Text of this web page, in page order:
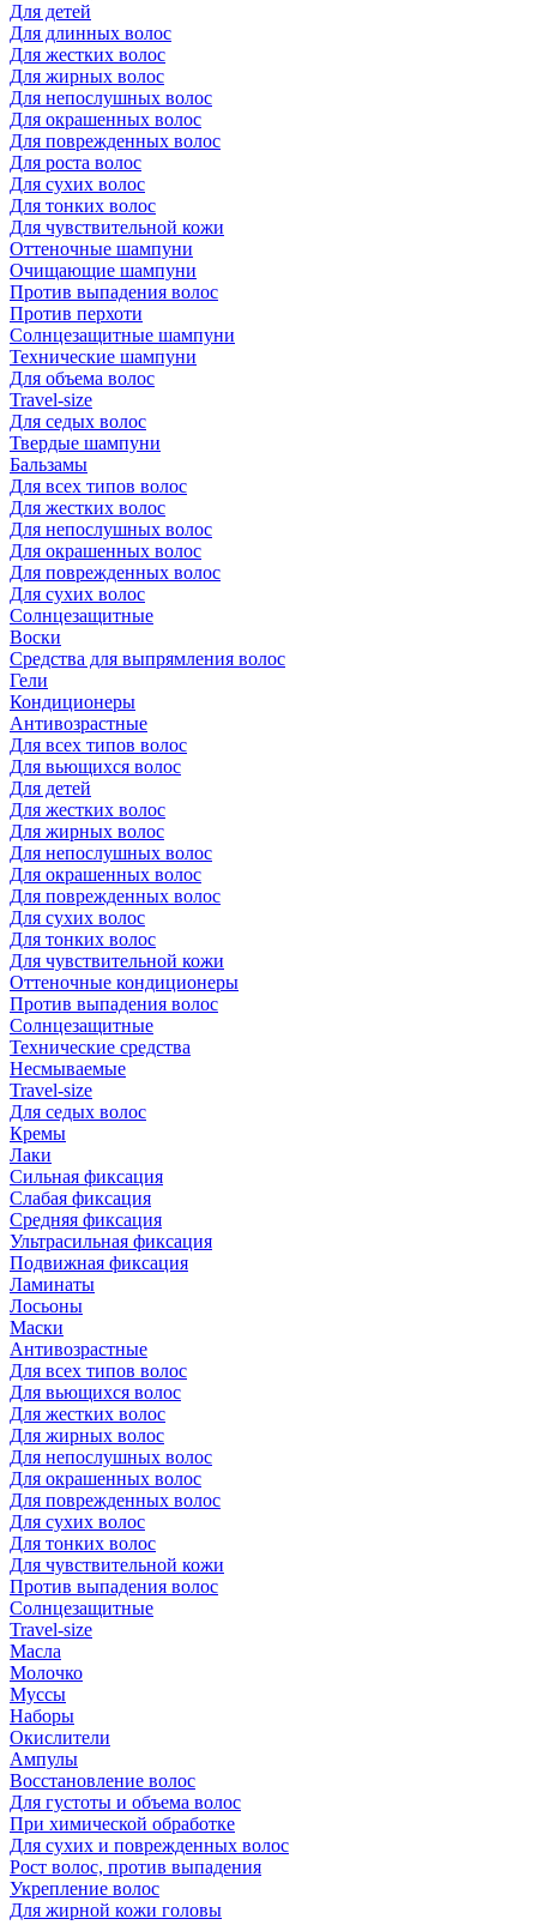
Для детей
Для длинных волос
Для жестких волос
Для жирных волос
Для непослушных волос
Для окрашенных волос
Для поврежденных волос
Для роста волос
Для сухих волос
Для тонких волос
Для чувствительной кожи
Оттеночные шампуни
Очищающие шампуни
Против выпадения волос
Против перхоти
Солнцезащитные шампуни
Технические шампуни
Для объема волос
Travel-size
Для седых волос
Твердые шампуни
Бальзамы
Для всех типов волос
Для жестких волос
Для непослушных волос
Для окрашенных волос
Для поврежденных волос
Для сухих волос
Солнцезащитные
Воски
Средства для выпрямления волос
Гели
Кондиционеры
Антивозрастные
Для всех типов волос
Для вьющихся волос
Для детей
Для жестких волос
Для жирных волос
Для непослушных волос
Для окрашенных волос
Для поврежденных волос
Для сухих волос
Для тонких волос
Для чувствительной кожи
Оттеночные кондиционеры
Против выпадения волос
Солнцезащитные
Технические средства
Несмываемые
Travel-size
Для седых волос
Кремы
Лаки
Сильная фиксация
Слабая фиксация
Средняя фиксация
Ультрасильная фиксация
Подвижная фиксация
Ламинаты
Лосьоны
Маски
Антивозрастные
Для всех типов волос
Для вьющихся волос
Для жестких волос
Для жирных волос
Для непослушных волос
Для окрашенных волос
Для поврежденных волос
Для сухих волос
Для тонких волос
Для чувствительной кожи
Против выпадения волос
Солнцезащитные
Travel-size
Масла
Молочко
Муссы
Наборы
Окислители
Ампулы
Восстановление волос
Для густоты и объема волос
При химической обработке
Для сухих и поврежденных волос
Рост волос, против выпадения
Укрепление волос
Для жирной кожи головы